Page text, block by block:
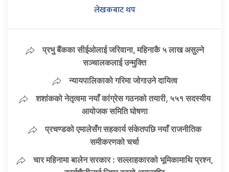
लेखकबाट थप
प्रभु बैंकका सीईओलाई जरिवाना, महिनाकै ५ लाख असुल्ने
सञ्चालकलाई उन्मुक्ति
न्यायपालिकाको गरिमा जोगाउने दायित्व
शशांकको नेतृत्वमा नयाँ कांग्रेस गठनको तयारी, ५५१ सदस्यीय
आयोजक समिति घोषणा
प्रचण्डको एमालेसँग सहकार्य संकेतपछि नयाँ राजनीतिक
समीकरणको चर्चा
चार महिनामा बालेन सरकार : सल्लाहकारको भूमिकामाथि प्रश्न,